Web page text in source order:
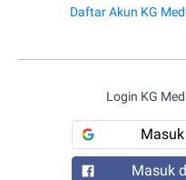
Daftar Akun KG
Login KG
Masuk